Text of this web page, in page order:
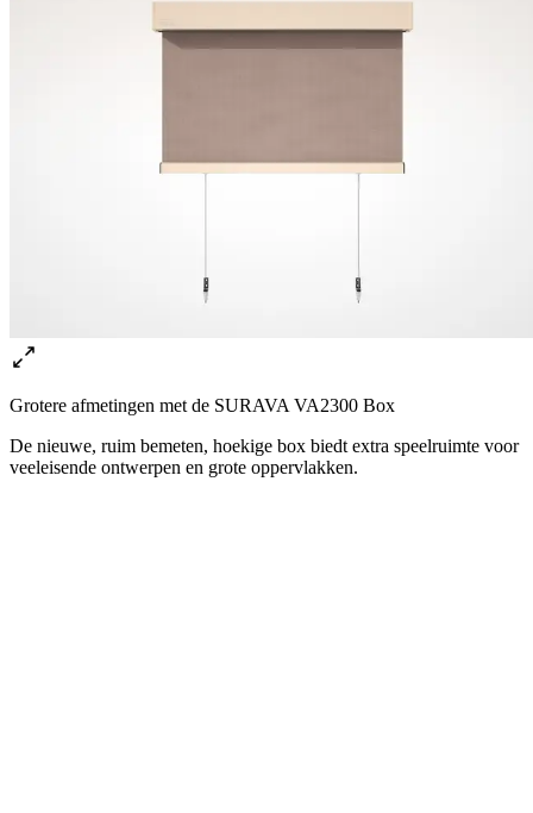
Grotere afmetingen met de SURAVA VA2300 Box
De nieuwe, ruim bemeten, hoekige box biedt extra speelruimte voor
veeleisende ontwerpen en grote oppervlakken.